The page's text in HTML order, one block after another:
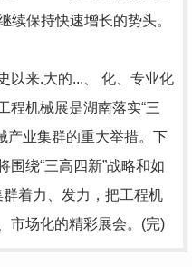
续保持快速增长的势头。
以来.大的...、 化、专业化
程机械展是湖南落实“三
产业集群的重大举措。下
围绕“三高四新”战略和如
着力、发力，把工程机
市场化的精彩展会。(完)